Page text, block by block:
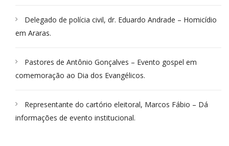
Delegado de polícia civil, dr. Eduardo Andrade – Homicídio
em Araras.
Pastores de Antônio Gonçalves – Evento gospel em
comemoração ao Dia dos Evangélicos.
Representante do cartório eleitoral, Marcos Fábio – Dá
informações de evento institucional.